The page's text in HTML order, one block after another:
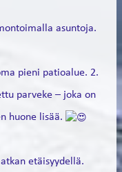
asuntoja.
pieni patioalue. 2.
parveke – joka on
huone lisää.
etäisyydellä.